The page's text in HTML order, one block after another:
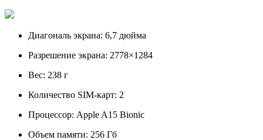
Диагональ экрана: 6,7 дюйма
Разрешение экрана: 2778×1284
Вес: 238 г
Количество SIM-карт: 2
Процессор: Apple A15 Bionic
Объем памяти: 256 Гб